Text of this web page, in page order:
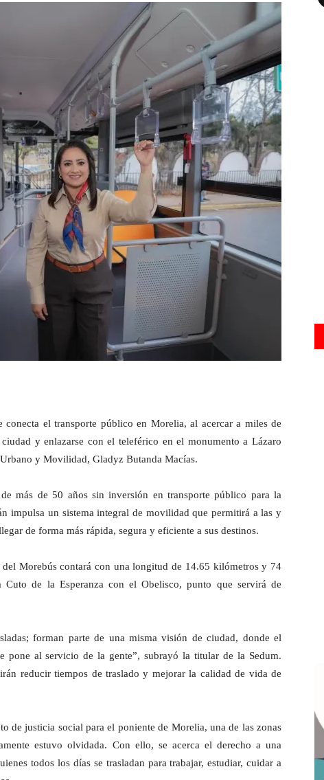
el transporte público en Morelia, al acercar a miles de
y enlazarse con el teleférico en el monumento a Lázaro
y Movilidad, Gladyz Butanda Macías.
más de 50 años sin inversión en transporte público para la
impulsa un sistema integral de movilidad que permitirá a las y
de forma más rápida, segura y eficiente a sus destinos.
Morebús contará con una longitud de 14.65 kilómetros y 74
Cuto de la Esperanza con el Obelisco, punto que servirá de
forman parte de una misma visión de ciudad, donde el
pone al servicio de la gente”, subrayó la titular de la Sedum.
reducir tiempos de traslado y mejorar la calidad de vida de
de justicia social para el poniente de Morelia, una de las zonas
estuvo olvidada. Con ello, se acerca el derecho a una
todos los días se trasladan para trabajar, estudiar, cuidar a